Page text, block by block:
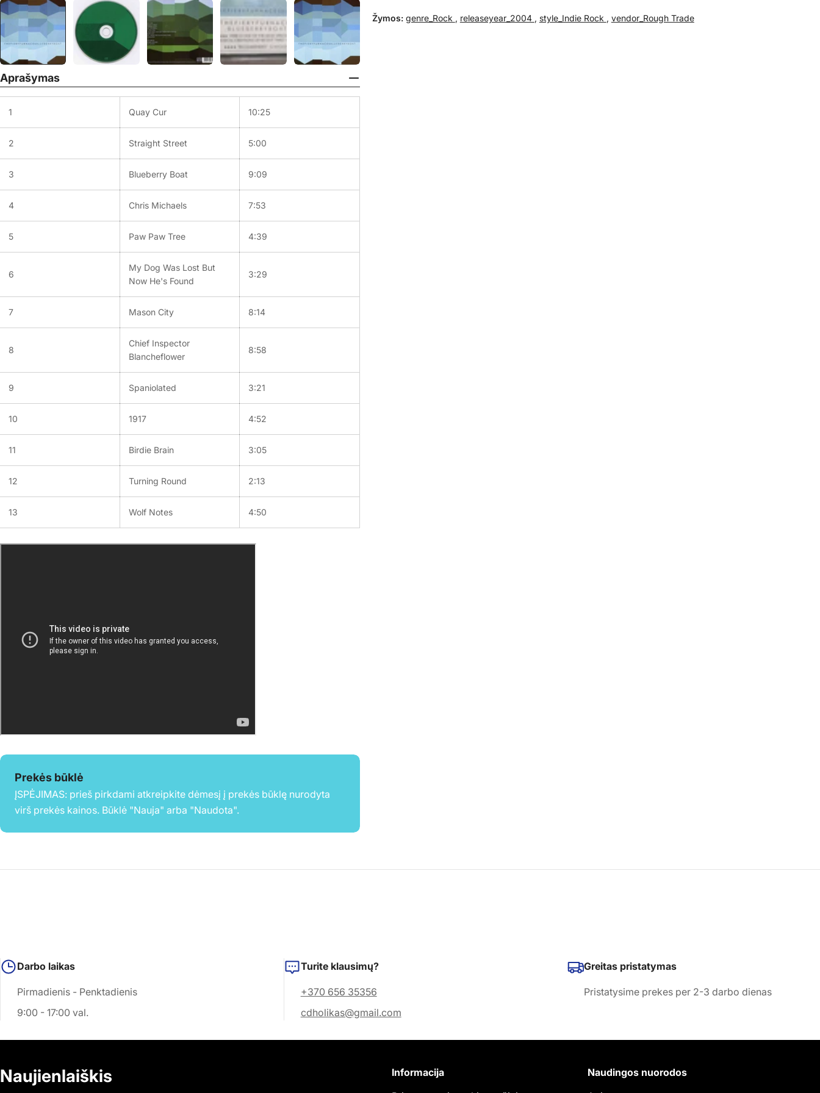
Aprašymas
1 Quay Cur 10:25
2 Straight Street 5:00
3 Blueberry Boat 9:09
4 Chris Michaels 7:53
5 Paw Paw Tree 4:39
6
My Dog Was Lost But
Now He's Found
3:29
7 Mason City 8:14
8
Chief Inspector
Blancheflower
8:58
9 Spaniolated 3:21
10 1917 4:52
11 Birdie Brain 3:05
12 Turning Round 2:13
13 Wolf Notes 4:50
Prekės būklė
ĮSPĖJIMAS: prieš pirkdami atkreipkite dėmesį į prekės būklę nurodyta
virš prekės kainos. Būklė "Nauja" arba "Naudota".
Žymos: genre_Rock , releaseyear_2004 , style_Indie Rock , vendor_Rough Trade
Darbo laikas
Pirmadienis - Penktadienis
9:00 - 17:00 val.
Turite klausimų?
+370 656 35356
cdholikas@gmail.com
Greitas pristatymas
Pristatysime prekes per 2-3 darbo dienas
Naujienlaiškis
Informacija
Naudingos nuorodos